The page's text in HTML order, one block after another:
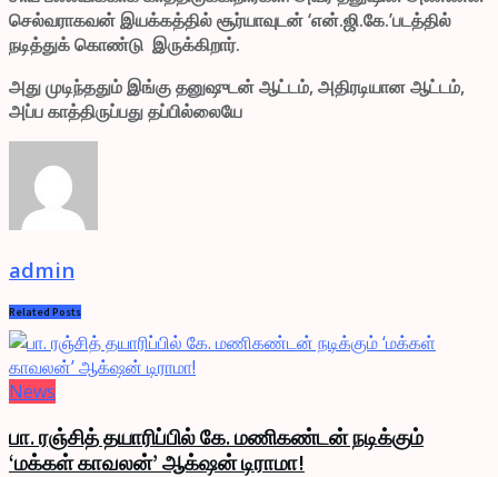
செல்வராகவன் இயக்கத்தில் சூர்யாவுடன் ‘என்.ஜி.கே.’படத்தில்
நடித்துக் கொண்டு இருக்கிறார்.
அது முடிந்ததும் இங்கு தனுஷுடன் ஆட்டம், அதிரடியான ஆட்டம்,
அப்ப காத்திருப்பது தப்பில்லையே
admin
Related Posts
News
பா. ரஞ்சித் தயாரிப்பில் கே. மணிகண்டன் நடிக்கும்
‘மக்கள் காவலன்’ ஆக்‌ஷன் டிராமா!